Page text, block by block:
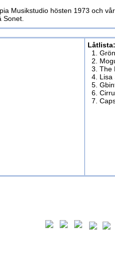
Musikstudio hösten 1973 och
Sonet.
Låtlista:
1.
2.
3. The
4. Lisa
5.
6.
7.